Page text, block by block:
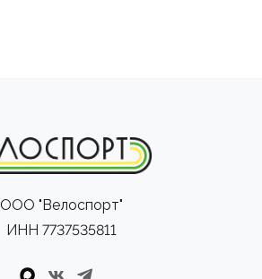
ООО "Велоспорт"
ИНН 7737535811